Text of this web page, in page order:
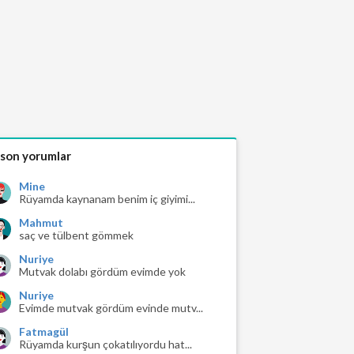
yorumlar
Mine
Rüyamda kaynanam benim iç giyimi...
Mahmut
saç ve tülbent gömmek
Nuriye
Mutvak dolabı gördüm evimde yok
Nuriye
Evimde mutvak gördüm evinde mutv...
Fatmagül
Rüyamda kurşun çokatılıyordu hat...